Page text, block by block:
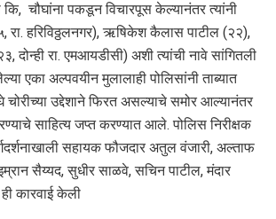
कि, चौघांना पकडून विचारपूस केल्यानंतर त्यांनी
हरिविठ्ठलनगर), ऋषिकेश कैलास पाटील (२२),
दोन्ही रा. एमआयडीसी) अशी त्यांची नावे सांगितली
एका अल्पवयीन मुलालाही पोलिसांनी ताब्यात
उद्देशाने फिरत असल्याचे समोर आल्यानंतर
साहित्य जप्त करण्यात आले. पोलिस निरीक्षक
सहायक फौजदार अतुल वंजारी, अल्ताफ
सैय्यद, सुधीर साळवे, सचिन पाटील, मंदार
कारवाई केली